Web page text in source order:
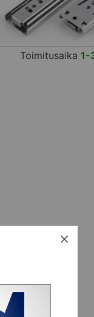
Toimitusaika 1-